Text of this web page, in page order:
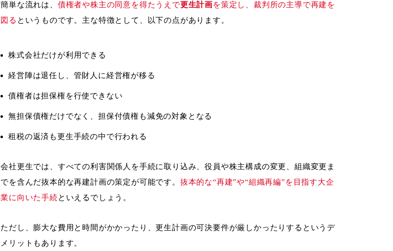
簡単な流れは、 債権者や株主の同意を得たうえで更生計画を策定し、裁判所の主導で再建を
図る というものです。主な特徴として、以下の点があります。
株式会社だけが利用できる
経営陣は退任し、管財人に経営権が移る
債権者は担保権を行使できない
無担保債権だけでなく、担保付債権も減免の対象となる
租税の返済も更生手続の中で行われる
会社更生では、すべての利害関係人を手続に取り込み、役員や株主構成の変更、組織変更ま
でを含んだ抜本的な再建計画の策定が可能です。 抜本的な“再建”や“組織再編”を目指す大企
業に向いた手続といえるでしょう。
ただし、膨大な費用と時間がかかったり、更生計画の可決要件が厳しかったりするというデ
メリットもあります。